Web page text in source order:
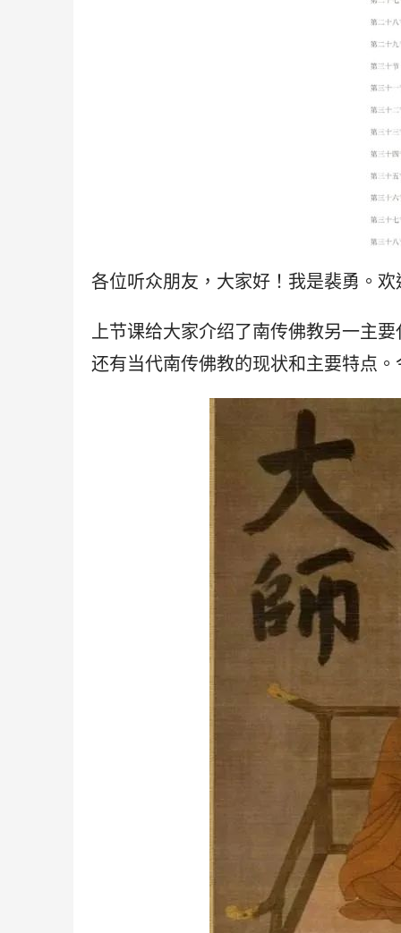
各位听众朋友，大家好！我是裴勇。
上节课给大家介绍了南传佛教另一主
还有当代南传佛教的现状和主要特点